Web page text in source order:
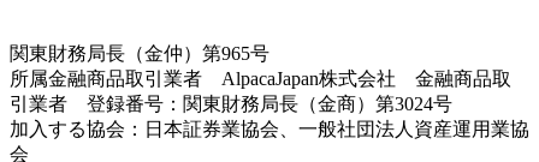
関東財務局長（金仲）第965号
所属金融商品取引業者 AlpacaJapan株式会社 金融商品取
引業者 登録番号：関東財務局長（金商）第3024号
加入する協会：日本証券業協会、一般社団法人資産運用業協
会